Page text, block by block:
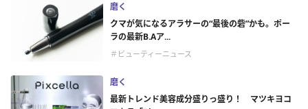
磨く
クマが気になるアラサーの“最後の砦”かも。ポー
ラの最新B.Aア...
＃ビューティーニュース
磨く
最新トレンド美容成分盛りっ盛り！ マツキヨコ